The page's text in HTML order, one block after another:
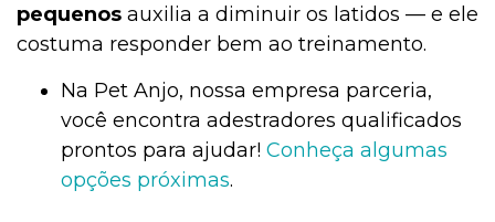
pequenos auxilia a diminuir os latidos — e ele
costuma responder bem ao treinamento.
Na Pet Anjo, nossa empresa parceria,
você encontra adestradores qualificados
prontos para ajudar! Conheça algumas
opções próximas.